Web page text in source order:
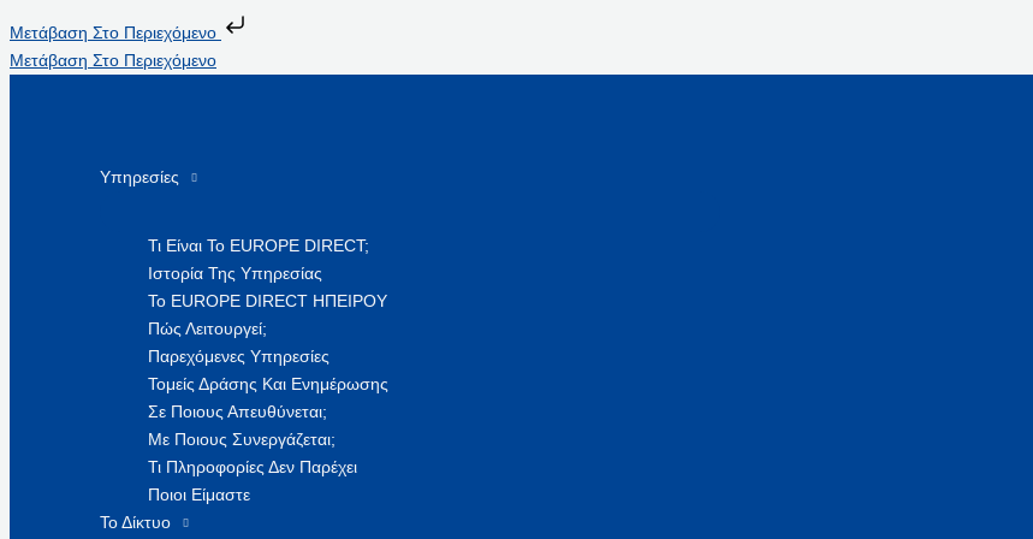
Μετάβαση Στο Περιεχόμενο
Μετάβαση Στο Περιεχόμενο
Υπηρεσίες
Τι Είναι Το EUROPE DIRECT;
Ιστορία Της Υπηρεσίας
Το EUROPE DIRECT ΗΠΕΙΡΟΥ
Πώς Λειτουργεί;
Παρεχόμενες Υπηρεσίες
Τομείς Δράσης Και Ενημέρωσης
Σε Ποιους Απευθύνεται;
Με Ποιους Συνεργάζεται;
Τι Πληροφορίες Δεν Παρέχει
Ποιοι Είμαστε
Το Δίκτυο